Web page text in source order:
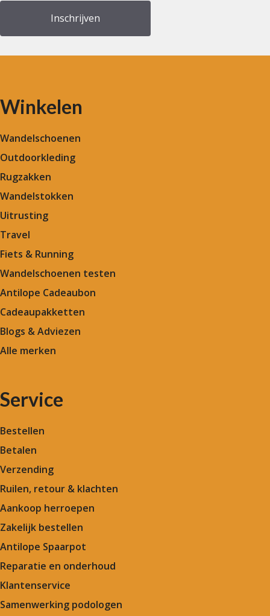
Winkelen
Wandelschoenen
Outdoorkleding
Rugzakken
Wandelstokken
Uitrusting
Travel
Fiets & Running
Wandelschoenen testen
Antilope Cadeaubon
Cadeaupakketten
Blogs & Adviezen
Alle merken
Service
Bestellen
Betalen
Verzending
Ruilen, retour & klachten
Aankoop herroepen
Zakelijk bestellen
Antilope Spaarpot
Reparatie en onderhoud
Klantenservice
Samenwerking podologen